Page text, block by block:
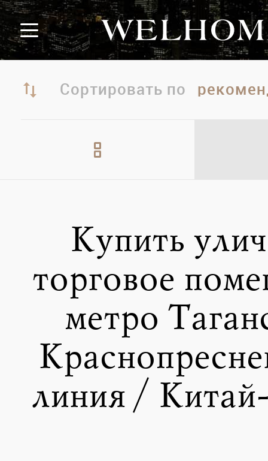
Сортировать по
Купить
торговое
метро
линия /